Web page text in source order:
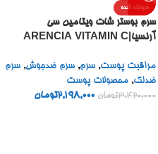
فروخته شده
سرم بوستر شات ویتامین سی
آرنسیا|ARENCIA VITAMIN C
مراقبت پوست, سرم, سرم ضدجوش, سرم
ضدلک, محصولات پوست
3,420,000تومان 2,198,000تومان